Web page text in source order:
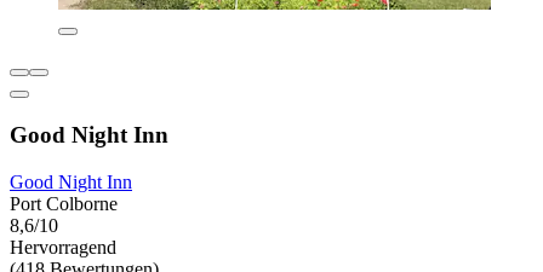
Good Night Inn
Good Night Inn
Port Colborne
8,6/10
Hervorragend